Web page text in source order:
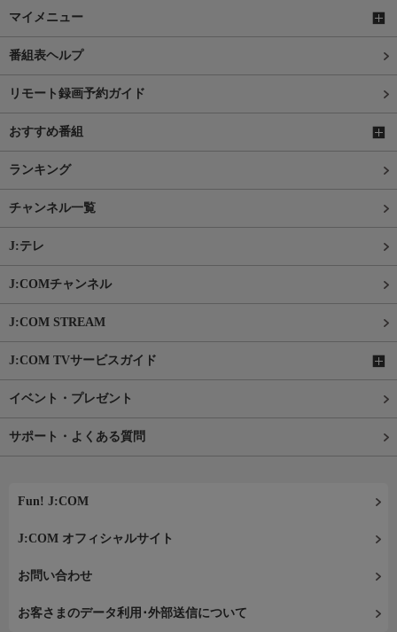
マイメニュー
番組表ヘルプ
リモート録画予約ガイド
おすすめ番組
ランキング
チャンネル一覧
J:テレ
J:COMチャンネル
J:COM STREAM
J:COM TVサービスガイド
イベント・プレゼント
サポート・よくある質問
Fun! J:COM
J:COM オフィシャルサイト
お問い合わせ
お客さまのデータ利用･外部送信について